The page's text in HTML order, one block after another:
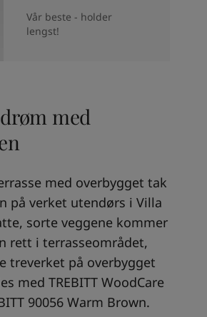
Vår beste - holder
lengst!
med
med overbygget tak
på verket utendørs i Villa
sorte veggene kommer
rett i terrasseområdet,
treverket på overbygget
med TREBITT WoodCare
90056 Warm Brown.